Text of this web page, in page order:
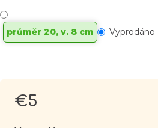
průměr 20, v. 8 cm Vyprodáno
€5